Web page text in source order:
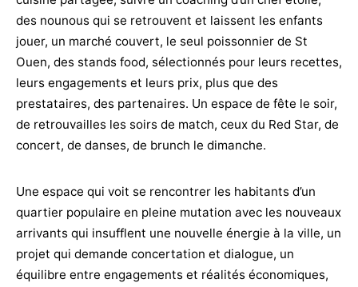
des nounous qui se retrouvent et laissent les enfants
jouer, un marché couvert, le seul poissonnier de St
Ouen, des stands food, sélectionnés pour leurs recettes,
leurs engagements et leurs prix, plus que des
prestataires, des partenaires. Un espace de fête le soir,
de retrouvailles les soirs de match, ceux du Red Star, de
concert, de danses, de brunch le dimanche.
Une espace qui voit se rencontrer les habitants d’un
quartier populaire en pleine mutation avec les nouveaux
arrivants qui insufflent une nouvelle énergie à la ville, un
projet qui demande concertation et dialogue, un
équilibre entre engagements et réalités économiques,